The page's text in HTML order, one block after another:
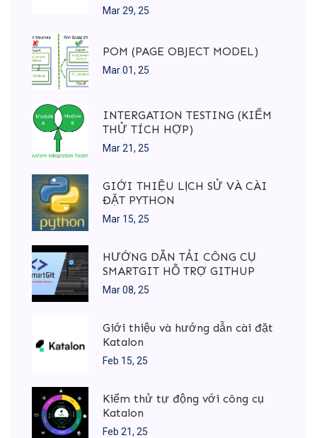
Mar 29, 25
POM (PAGE OBJECT MODEL)
Mar 01, 25
INTERGATION TESTING (KIỂM
THỬ TÍCH HỢP)
Mar 21, 25
GIỚI THIỆU LỊCH SỬ VÀ CÀI
ĐẶT PYTHON
Mar 15, 25
HƯỚNG DẪN TẢI CÔNG CỤ
SMARTGIT HỖ TRỢ GITHUP
Mar 08, 25
Giới thiệu và hướng dẫn cài đặt
Katalon
Feb 15, 25
Kiểm thử tự động với công cụ
Katalon
Feb 21, 25